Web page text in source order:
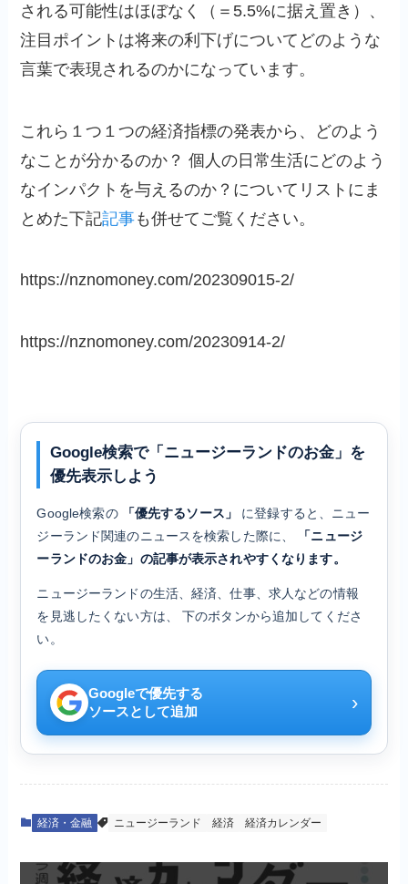
される可能性はほぼなく（＝5.5%に据え置き）、
注目ポイントは将来の利下げについてどのような
言葉で表現されるのかになっています。
これら１つ１つの経済指標の発表から、どのよう
なことが分かるのか？ 個人の日常生活にどのよう
なインパクトを与えるのか？についてリストにま
とめた下記記事も併せてご覧ください。
https://nznomoney.com/202309015-2/
https://nznomoney.com/20230914-2/
Google検索で「ニュージーランドのお金」を
優先表示しよう
Google検索の 「優先するソース」
に登録すると、ニュー
ジーランド関連のニュースを検索した際に、
「ニュージ
ーランドのお金」の記事が表示されやすくなります。
ニュージーランドの生活、経済、仕事、求人などの情報
を見逃したくない方は、 下のボタンから追加してくださ
い。
Googleで優先する
ソースとして追加
›
経済・金融 ニュージーランド 経済 経済カレンダー